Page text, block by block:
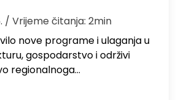
/ Vrijeme čitanja: 2min
nove programe i ulaganja u
gospodarstvo i održivi
regionalnoga…